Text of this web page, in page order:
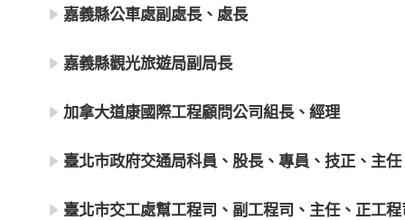
嘉義縣公車處副處長、處長
嘉義縣觀光旅遊局副局長
加拿大道康國際工程顧問公司組長、經理
臺北市政府交通局科員、股長、專員、技正、主任
臺北市交工處幫工程司、副工程司、主任、正工程